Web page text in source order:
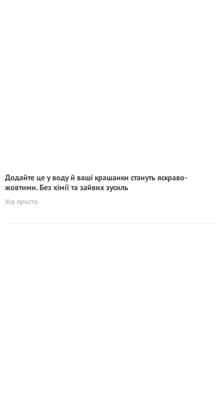
Додайте це у воду й ваші крашанки стануть яскраво-
жовтими. Без хімії та зайвих зусиль
Усе просто